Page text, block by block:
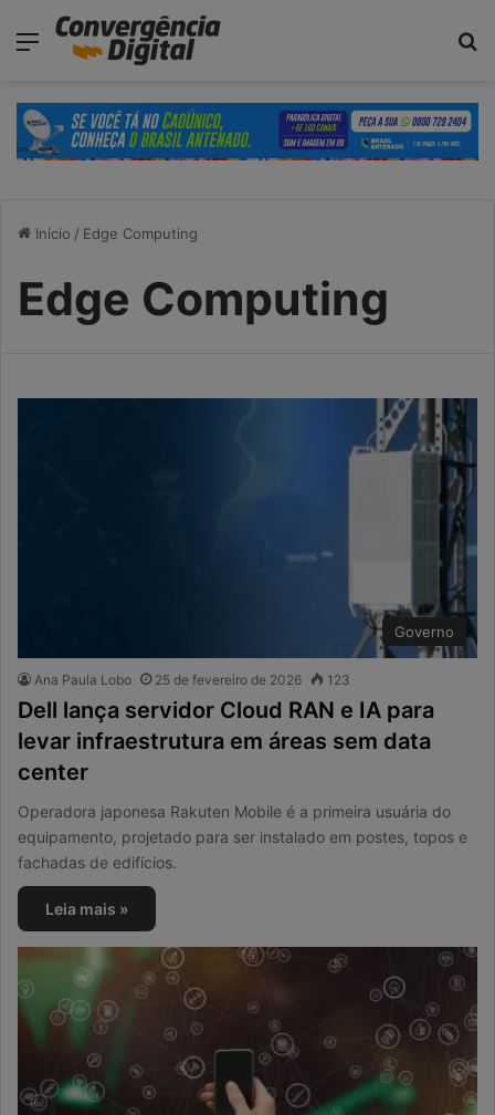
Menu
Início / Edge Computing
Edge Computing
Governo
Ana Paula Lobo 25 de fevereiro de 2026 123
Dell lança servidor Cloud RAN e IA para
levar infraestrutura em áreas sem data
center
Operadora japonesa Rakuten Mobile é a primeira usuária do
equipamento, projetado para ser instalado em postes, topos e
fachadas de edifícios.
Leia mais »